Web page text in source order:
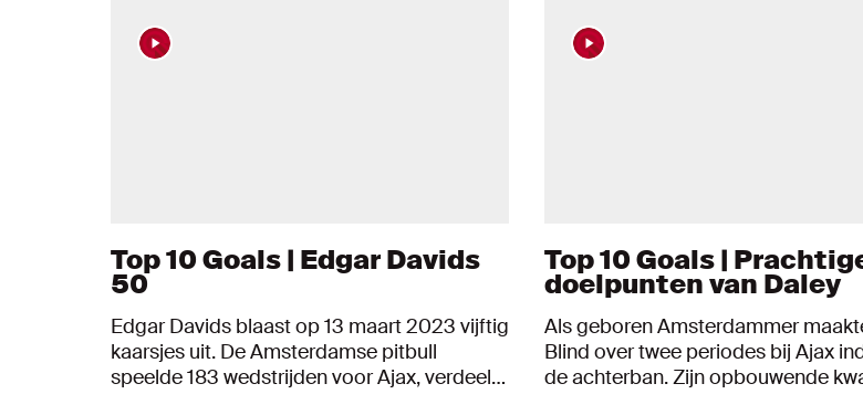
Top 10 Goals | Edgar Davids
50
Edgar Davids blaast op 13 maart 2023 vijftig
kaarsjes uit. De Amsterdamse pitbull
speelde 183 wedstrijden voor Ajax, verdeeld
Top 10 Goals |
doelpunten van Daley
Als geboren Amsterdammer
Blind over twee periodes bij Ajax
de achterban. Zijn opbouwende